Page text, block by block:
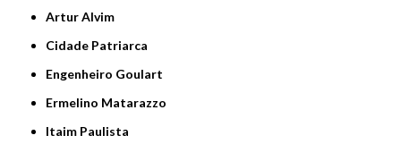
Artur Alvim
Cidade Patriarca
Engenheiro Goulart
Ermelino Matarazzo
Itaim Paulista